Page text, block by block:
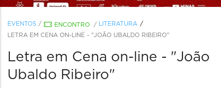
EVENTOS / ENCONTRO /
LITERATURA
LETRA EM CENA ON-LINE - "JOÃO UBALDO RIBEIRO"
Letra em Cena on-line - "João
Ubaldo Ribeiro"